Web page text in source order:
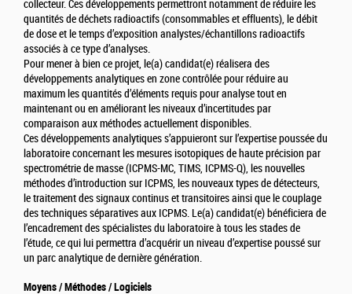
collecteur. Ces développements permettront notamment de réduire les
quantités de déchets radioactifs (consommables et effluents), le débit
de dose et le temps d’exposition analystes/échantillons radioactifs
associés à ce type d’analyses.
Pour mener à bien ce projet, le(a) candidat(e) réalisera des
développements analytiques en zone contrôlée pour réduire au
maximum les quantités d’éléments requis pour analyse tout en
maintenant ou en améliorant les niveaux d’incertitudes par
comparaison aux méthodes actuellement disponibles.
Ces développements analytiques s’appuieront sur l’expertise poussée du
laboratoire concernant les mesures isotopiques de haute précision par
spectrométrie de masse (ICPMS-MC, TIMS, ICPMS-Q), les nouvelles
méthodes d’introduction sur ICPMS, les nouveaux types de détecteurs,
le traitement des signaux continus et transitoires ainsi que le couplage
des techniques séparatives aux ICPMS. Le(a) candidat(e) bénéficiera de
l’encadrement des spécialistes du laboratoire à tous les stades de
l’étude, ce qui lui permettra d’acquérir un niveau d’expertise poussé sur
un parc analytique de dernière génération.
Moyens / Méthodes / Logiciels